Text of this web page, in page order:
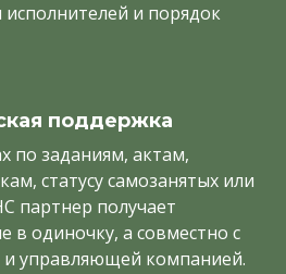
исполнителей и порядок
поддержка
по заданиям, актам,
статусу самозанятых или
партнер получает
в одиночку, а совместно с
управляющей компанией.